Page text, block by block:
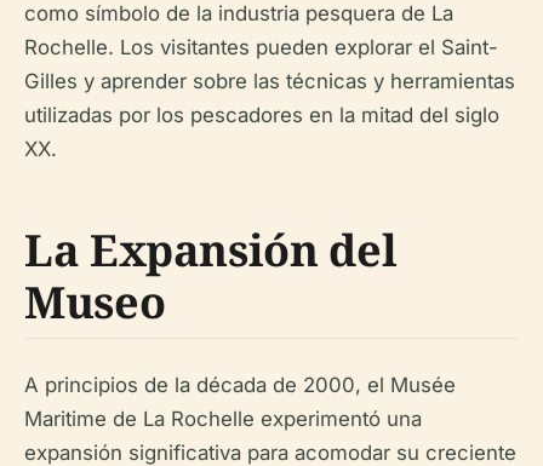
como símbolo de la industria pesquera de La
Rochelle. Los visitantes pueden explorar el Saint-
Gilles y aprender sobre las técnicas y herramientas
utilizadas por los pescadores en la mitad del siglo
XX.
La Expansión del
Museo
A principios de la década de 2000, el Musée
Maritime de La Rochelle experimentó una
expansión significativa para acomodar su creciente